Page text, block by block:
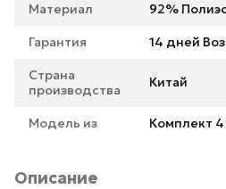
Материал 92%
Гарантия 14 дней
Страна
производства
Китай
Модель из Комплект 4
Описание